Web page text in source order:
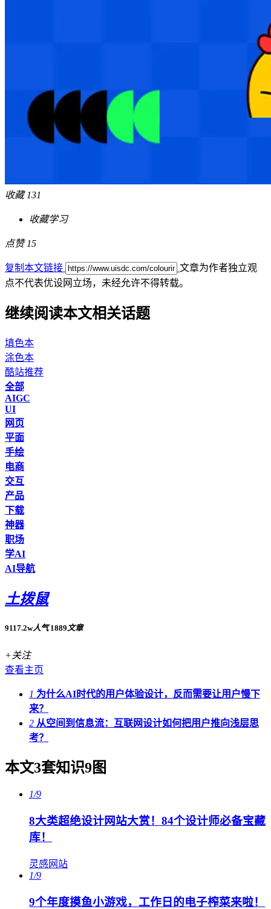
收藏 131
干货满满
点赞 15
复制本文链接
文章为作者独立观
点不代表优设网立场， 未经允许不得转载。
继续阅读本文相关话题
填色本
涂色本
酷站推荐
全部
AIGC
UI
网页
平面
手绘
电商
交互
产品
下载
神器
职场
学AI
AI导航
土拨鼠
9117.2w人气 1889文章
+关注
查看主页
1 为什么AI时代的用户体验设计，反而需要让用户慢下
来？
2 从空间到信息流：互联网设计如何把用户推向浅层思
考？
本文3套知识9图
1/9
8大类超绝设计网站大赏！84个设计师必备宝藏
库！
灵感网站
1/9
9个年度摸鱼小游戏，工作日的电子榨菜来啦！